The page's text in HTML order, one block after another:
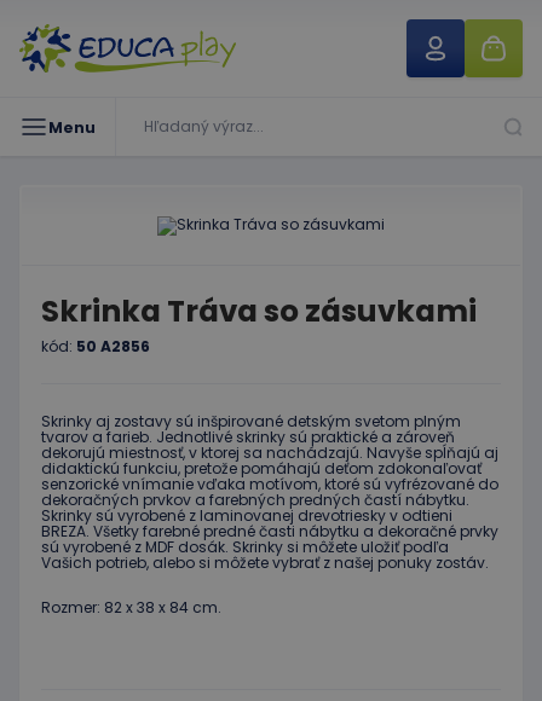
Menu
Skrinka Tráva so zásuvkami
kód: 50 A2856
Skrinky aj zostavy sú inšpirované detským svetom plným
tvarov a farieb. Jednotlivé skrinky sú praktické a zároveň
dekorujú miestnosť, v ktorej sa nachádzajú. Navyše spĺňajú aj
didaktickú funkciu, pretože pomáhajú deťom zdokonaľovať
senzorické vnímanie vďaka motívom, ktoré sú vyfrézované do
dekoračných prvkov a farebných predných častí nábytku.
Skrinky sú vyrobené z laminovanej drevotriesky v odtieni
BREZA. Všetky farebné predné časti nábytku a dekoračné prvky
sú vyrobené z MDF dosák. Skrinky si môžete uložiť podľa
Vašich potrieb, alebo si môžete vybrať z našej ponuky zostáv.
Rozmer: 82 x 38 x 84 cm.